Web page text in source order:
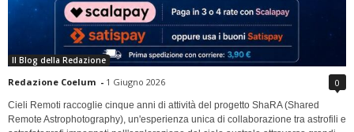
Il Blog della Redazione
Redazione Coelum - 1 Giugno 2026 0
Cieli Remoti raccoglie cinque anni di attività del progetto ShaRA (Shared
Remote Astrophotography), un'esperienza unica di collaborazione tra astrofili e